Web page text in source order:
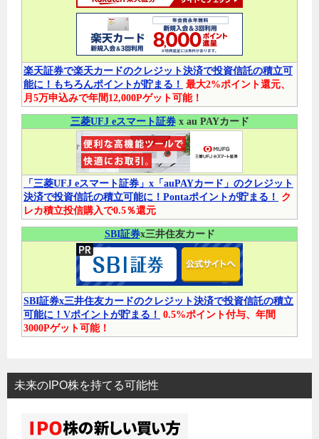
楽天証券で楽天カードのクレジット決済で投資信託の積立可
能に！もちろんポイントが貯まる！ 最大2%ポイント還元、
月5万申込みで年間12,000Pゲット可能！
三菱UFJ eスマート証券x au PAYカード
「三菱UFJ eスマート証券」x「auPAYカード」のクレジット
決済で投資信託の積立可能に！Pontaポイントが貯まる！
ク
レカ積立投信購入で0.5％還元
SBI証券x三井住友カード
SBI証券x三井住友カードのクレジット決済で投資信託の積立
可能に！Vポイントが貯まる！ 0.5%ポイント付与、年間
3000Pゲット可能！
未来のIPO株を持てる可能性